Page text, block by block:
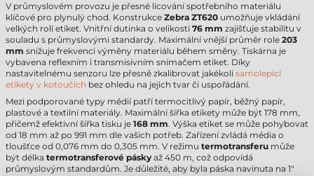
V průmyslovém provozu je přesné lícování spotřebního materiálu
klíčové pro plynulý chod. Konstrukce Zebra ZT620 umožňuje vkládání
velkých rolí etiket. Vnitřní dutinka o velikosti 76 mm zajišťuje stabilitu v
souladu s průmyslovými standardy. Maximální vnější průměr role 203
mm snižuje frekvenci výměny materiálu během směny. Tiskárna je
vybavena reflexním i transmisivním snímačem etiket. Díky
nastavitelnému senzoru lze přesně zkalibrovat jakékoli samolepicí
etikety v kotoučích bez ohledu na jejich tvar či uspořádání.
Mezi podporované typy médií patří termocitlivý papír, běžný papír,
plastové a textilní materiály. Maximální šířka etikety může být 178 mm,
přičemž efektivní šířka tisku je 168 mm. Výška etiket se může pohybovat
od 18 mm až po 991 mm dle vašich potřeb. Zařízení zvládá média o
tloušťce od 0,076 mm do 0,305 mm. V režimu termotransferu může
být délka termotransferové pásky až 450 m, což odpovídá
průmyslovým standardům. Je důležité, aby byla páska navinuta na 1"